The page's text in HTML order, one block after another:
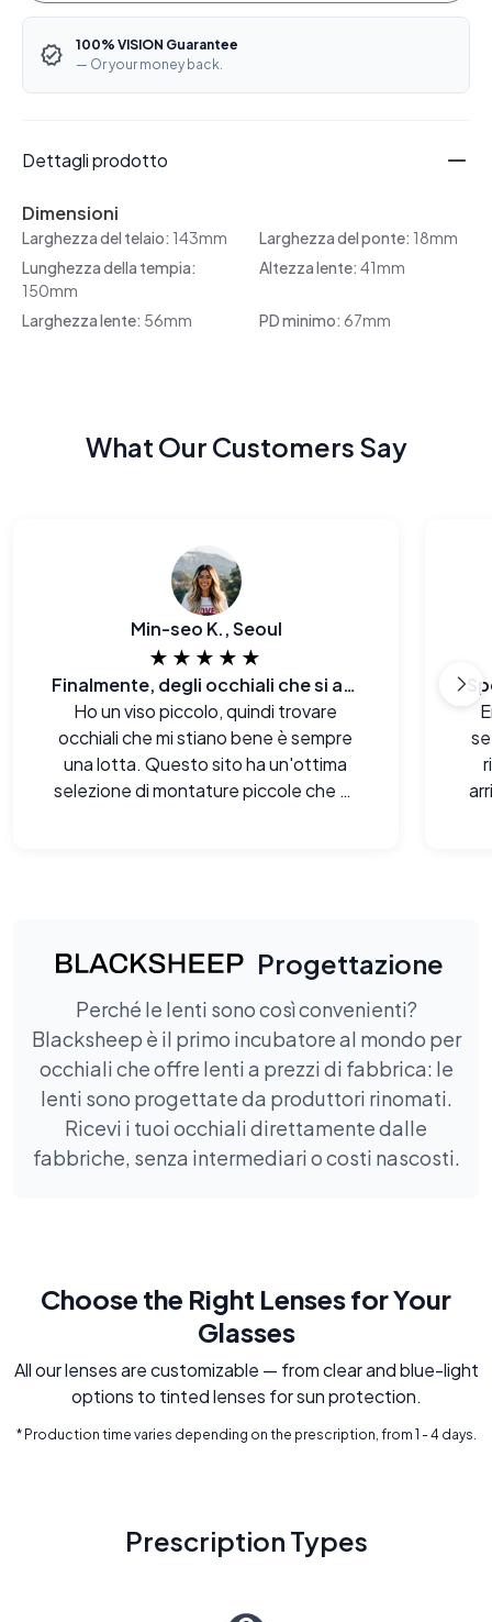
100% VISION Guarantee
— Or your money back.
Dettagli prodotto
Dimensioni
Larghezza del telaio: 143mm Larghezza del ponte: 18mm
Lunghezza della tempia:
150mm
Altezza lente: 41mm
Larghezza lente: 56mm PD minimo: 67mm
What Our Customers Say
Min-seo K., Seoul
★★★★★
Finalmente, degli occhiali che si adattano al mio viso E al mio budget.
Ho un viso piccolo, quindi trovare
occhiali che mi stiano bene è sempre
una lotta. Questo sito ha un'ottima
selezione di montature piccole che mi
Progettazione
Perché le lenti sono così convenienti?
Blacksheep è il primo incubatore al mondo per
occhiali che offre lenti a prezzi di fabbrica: le
lenti sono progettate da produttori rinomati.
Ricevi i tuoi occhiali direttamente dalle
fabbriche, senza intermediari o costi nascosti.
Choose the Right Lenses for Your
Glasses
All our lenses are customizable — from clear and blue-light
options to tinted lenses for sun protection.
* Production time varies depending on the prescription, from 1 - 4 days.
Prescription Types